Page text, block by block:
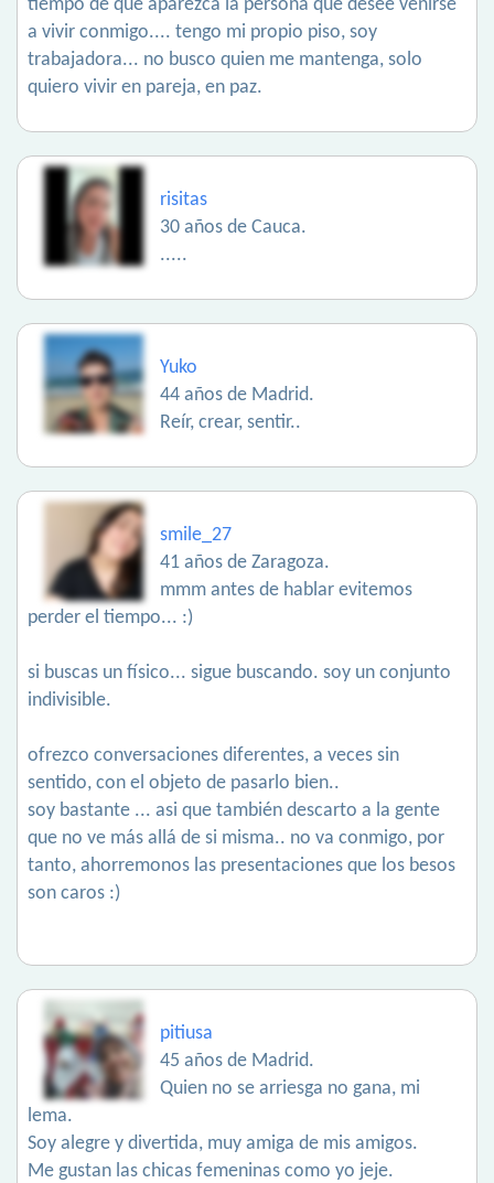
tiempo de que aparezca la persona que desee venirse
a vivir conmigo.... tengo mi propio piso, soy
trabajadora... no busco quien me mantenga, solo
quiero vivir en pareja, en paz.
risitas
30 años de Cauca.
.....
Yuko
44 años de Madrid.
Reír, crear, sentir..
smile_27
41 años de Zaragoza.
mmm antes de hablar evitemos
perder el tiempo... :)
si buscas un físico... sigue buscando. soy un conjunto
indivisible.
ofrezco conversaciones diferentes, a veces sin
sentido, con el objeto de pasarlo bien..
soy bastante ... asi que también descarto a la gente
que no ve más allá de si misma.. no va conmigo, por
tanto, ahorremonos las presentaciones que los besos
son caros :)
pitiusa
45 años de Madrid.
Quien no se arriesga no gana, mi
lema.
Soy alegre y divertida, muy amiga de mis amigos.
Me gustan las chicas femeninas como yo jeje.